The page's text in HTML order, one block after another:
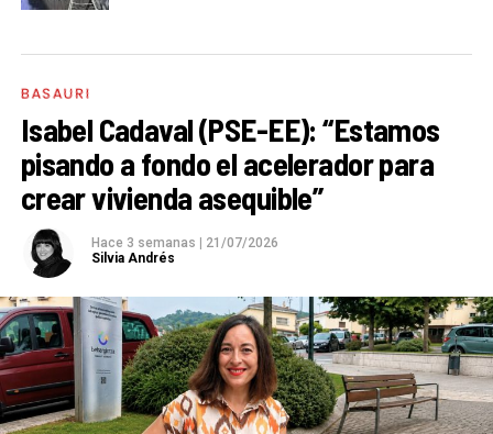
BASAURI
Isabel Cadaval (PSE-EE): “Estamos
pisando a fondo el acelerador para
crear vivienda asequible”
Hace 3 semanas
21/07/2026
Silvia Andrés